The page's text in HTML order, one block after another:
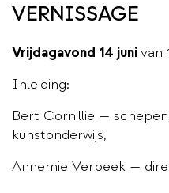
VERNISSAGE
Vrijdagavond 14 junivan
Inleiding:
Bert Cornillie —
kunstonderwijs,
Annemie Verbeek —